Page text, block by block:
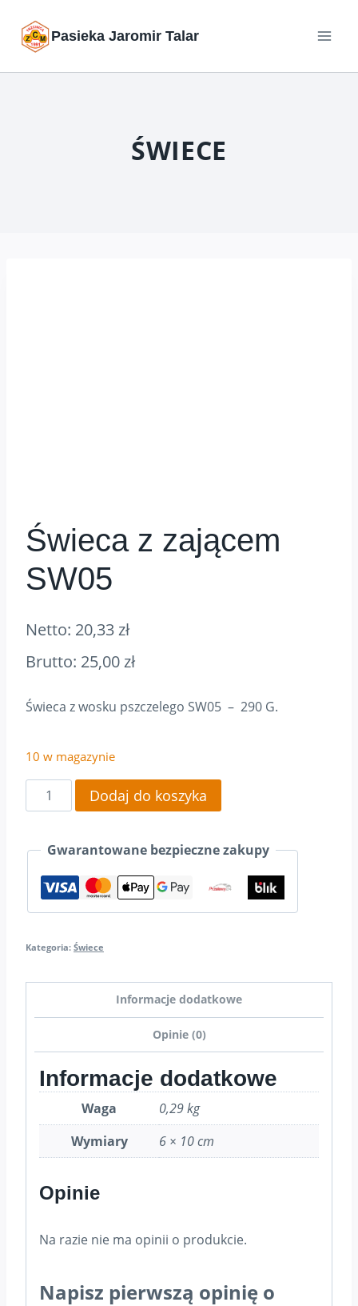
Pasieka Jaromir Talar
ŚWIECE
Świeca z zającem
SW05
Netto: 20,33zł
Brutto: 25,00zł
Świeca z wosku pszczelego SW05 – 290 G.
10 w magazynie
ilość
Świeca
SW05
Dodaj do koszyka
Gwarantowane bezpieczne zakupy
Kategoria: Świece
Informacje dodatkowe
Opinie (0)
Informacje dodatkowe
Waga
0,29 kg
Wymiary
6 × 10 cm
Opinie
Na razie nie ma opinii o produkcie.
Napisz pierwszą opinię o